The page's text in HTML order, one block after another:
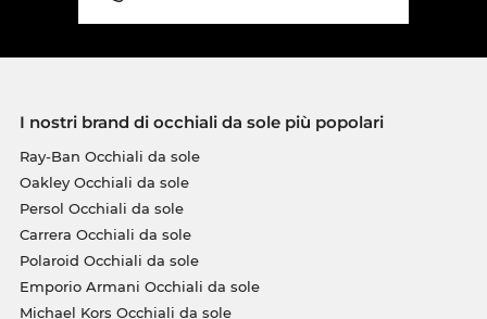
I nostri brand di occhiali da sole più popolari
Ray-Ban Occhiali da sole
Oakley Occhiali da sole
Persol Occhiali da sole
Carrera Occhiali da sole
Polaroid Occhiali da sole
Emporio Armani Occhiali da sole
Michael Kors Occhiali da sole